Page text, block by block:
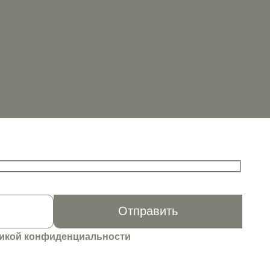
конфиденциальности